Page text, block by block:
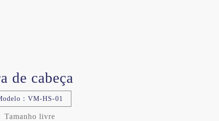
de cabeça
：VM-HS-01
Tamanho livre